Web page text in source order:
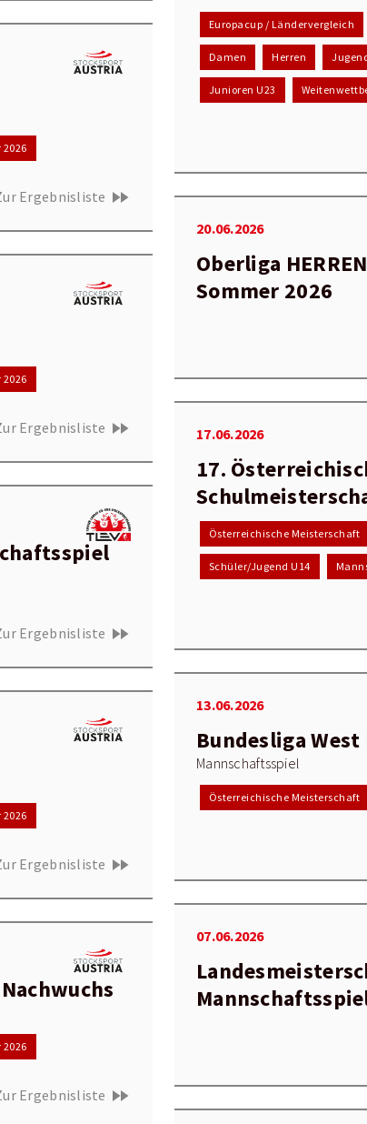
Europacup / Ländervergleich
Damen Herren
Junioren U23
Ergebnisliste fast_forward
20.06.2026
Oberliga
Sommer 2026
Ergebnisliste fast_forward 17.06.2026
17.
Österreichische Meisterschaft
Schüler/Jugend U14
Ergebnisliste fast_forward
13.06.2026
Bundesliga West
Mannschaftsspiel
Österreichische Meisterschaft
Ergebnisliste fast_forward
07.06.2026
Ergebnisliste fast_forward